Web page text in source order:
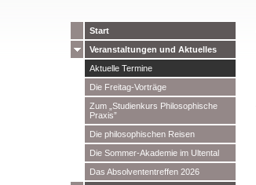
Start
Veranstaltungen und Aktuelles
Aktuelle Termine
Die Freitag-Vorträge
Zum „Studienkurs Philosophische
Praxis”
Die philosophischen Reisen
Die Sommer-Akademie im Ultental
Das Absolvententreffen 2026